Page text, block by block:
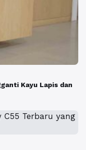
Kayu Lapis dan